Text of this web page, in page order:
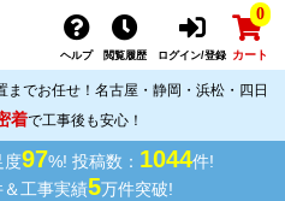
ヘルプ 閲覧履歴 ログイン/登録
0
カート
でお任せ！名古屋・静岡・浜松・四日
着で工事後も安心！
度97%! 投稿数： 1044件!
工事実績5万件突破!